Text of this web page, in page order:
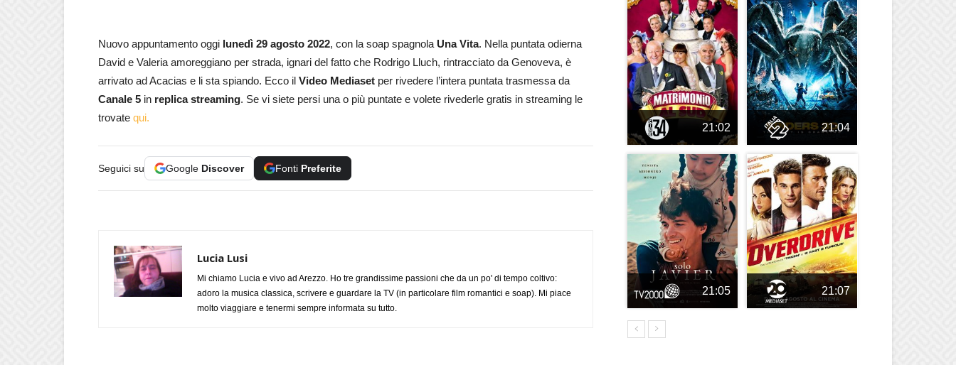
Nuovo appuntamento oggi lunedì 29 agosto 2022, con la soap spagnola Una Vita. Nella puntata odierna
David e Valeria amoreggiano per strada, ignari del fatto che Rodrigo Lluch, rintracciato da Genoveva, è
arrivato ad Acacias e li sta spiando. Ecco il Video Mediaset per rivedere l’intera puntata trasmessa da
Canale 5 in replica streaming. Se vi siete persi una o più puntate e volete rivederle gratis in streaming le
trovate qui.
Seguici su Google Discover Fonti Preferite
Lucia Lusi
Mi chiamo Lucia e vivo ad Arezzo. Ho tre grandissime passioni che da un po' di tempo coltivo:
adoro la musica classica, scrivere e guardare la TV (in particolare film romantici e soap). Mi piace
molto viaggiare e tenermi sempre informata su tutto.
21:02 21:04
21:05 21:07